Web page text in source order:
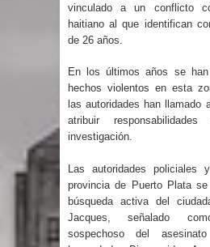
terremoto de
modificaciones al
Diputado Félix
Complementario
país con 3,500
vinculado a un conflicto
haitiano al que identifican
de 26 años.
En los últimos años se han
hechos violentos en esta
las autoridades han llamado
atribuir
investigación.
Las autoridades policiales
provincia de Puerto Plata
búsqueda activa del
Jacques, señalado
sospechoso del